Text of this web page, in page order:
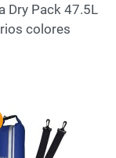
Dry Pack 47.5L
colores